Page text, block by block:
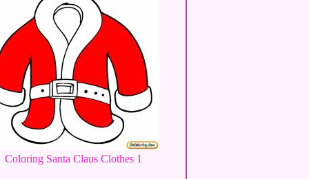
Coloring Santa Claus Clothes 1